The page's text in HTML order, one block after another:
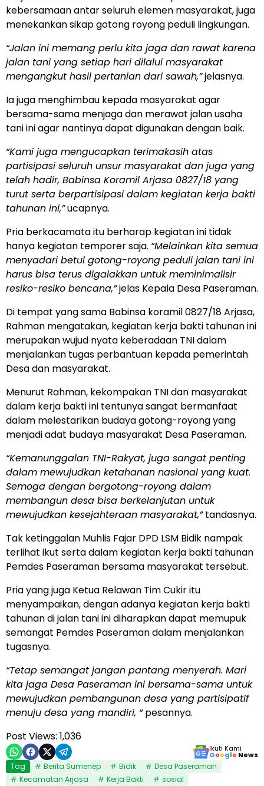
kebersamaan antar seluruh elemen masyarakat, juga
menekankan sikap gotong royong peduli lingkungan.
“Jalan ini memang perlu kita jaga dan rawat karena
jalan tani yang setiap hari dilalui masyarakat
mengangkut hasil pertanian dari sawah,”jelasnya.
Ia juga menghimbau kepada masyarakat agar
bersama-sama menjaga dan merawat jalan usaha
tani ini agar nantinya dapat digunakan dengan baik.
“Kami juga mengucapkan terimakasih atas
partisipasi seluruh unsur masyarakat dan juga yang
telah hadir, Babinsa Koramil Arjasa 0827/18 yang
turut serta berpartisipasi dalam kegiatan kerja bakti
tahunan ini,”ucapnya.
Pria berkacamata itu berharap kegiatan ini tidak
hanya kegiatan temporer saja. “Melainkan kita semua
menyadari betul gotong-royong peduli jalan tani ini
harus bisa terus digalakkan untuk meminimalisir
resiko-resiko bencana,”jelas Kepala Desa Paseraman.
Di tempat yang sama Babinsa koramil 0827/18 Arjasa,
Rahman mengatakan, kegiatan kerja bakti tahunan ini
merupakan wujud nyata keberadaan TNI dalam
menjalankan tugas perbantuan kepada pemerintah
Desa dan masyarakat.
Menurut Rahman, kekompakan TNI dan masyarakat
dalam kerja bakti ini tentunya sangat bermanfaat
dalam melestarikan budaya gotong-royong yang
menjadi adat budaya masyarakat Desa Paseraman.
“Kemanunggalan TNI-Rakyat, juga sangat penting
dalam mewujudkan ketahanan nasional yang kuat.
Semoga dengan bergotong-royong dalam
membangun desa bisa berkelanjutan untuk
mewujudkan kesejahteraan masyarakat,”tandasnya.
Tak ketinggalan Muhlis Fajar DPD LSM Bidik nampak
terlihat ikut serta dalam kegiatan kerja bakti tahunan
Pemdes Paseraman bersama masyarakat tersebut.
Pria yang juga Ketua Relawan Tim Cukir itu
menyampaikan, dengan adanya kegiatan kerja bakti
tahunan di jalan tani ini diharapkan dapat memupuk
semangat Pemdes Paseraman dalam menjalankan
tugasnya.
“Tetap semangat jangan pantang menyerah. Mari
kita jaga Desa Paseraman ini bersama-sama untuk
mewujudkan pembangunan desa yang partisipatif
menuju desa yang mandiri, “pesannya.
Post Views: 1,036
Ikuti Kami
Google News
Tag Berita Sumenep Bidik
Desa Paseraman
Kecamatan Arjasa
Kerja Bakti sosial